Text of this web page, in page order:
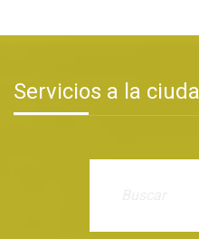
Servicios a la